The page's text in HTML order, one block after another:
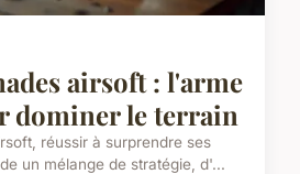
airsoft : l'arme
dominer le terrain
réussir à surprendre ses
un mélange de stratégie, d'...